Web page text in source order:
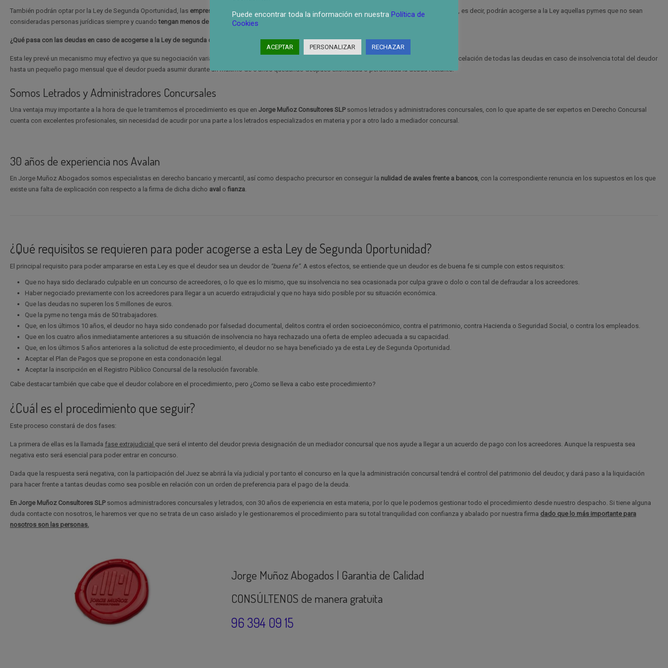
También podrán optar por la Ley de Segunda Oportunidad, las empresas con una estructura simple tal y como son las o los empresarios individuales , es decir, podrán acogerse a la Ley aquellas pymes que no sean
consideradas personas jurídicas siempre y cuandotengan menos de 50 trabajadores y una deuda inferior a los 5 millones de euros
¿Qué pasa con las deudas en caso de acogerse a la Ley de segunda oportunidad?
Esta ley prevé un mecanismo muy efectivo ya que su negociación variará dependiendo del caso en que se encuentre el deudor. Es decir, la Ley permite la cancelación de todas las deudas en caso de insolvencia total del deudor
hasta un pequeño pago mensual que el deudor pueda asumir durante un máximo de 5 años quedando después exonerada o perdonada la deuda restante.
Somos Letrados y Administradores Concursales
Una ventaja muy importante a la hora de que le tramitemos el procedimiento es que en Jorge Muñoz Consultores SLP somos letrados y administradores concursales, con lo que aparte de ser expertos en Derecho Concursal
cuenta con excelentes profesionales, sin necesidad de acudir por una parte a los letrados especializados en materia y por a otro lado a mediador concursal.
30 años de experiencia nos Avalan
En Jorge Muñoz Abogados somos especialistas en derecho bancario y mercantil, así como despacho precursor en conseguir la nulidad de avales frente a bancos, con la correspondiente renuncia en los supuestos en los que
existe una falta de explicación con respecto a la firma de dicha dicho aval o fianza.
¿Qué requisitos se requieren para poder acogerse a esta Ley de Segunda Oportunidad?
El principal requisito para poder ampararse en esta Ley es que el deudor sea un deudor de “buena fe”. A estos efectos, se entiende que un deudor es de buena fe si cumple con estos requisitos:
Que no haya sido declarado culpable en un concurso de acreedores, o lo que es lo mismo, que su insolvencia no sea ocasionada por culpa grave o dolo o con tal de defraudar a los acreedores.
Haber negociado previamente con los acreedores para llegar a un acuerdo extrajudicial y que no haya sido posible por su situación económica.
Que las deudas no superen los 5 millones de euros.
Que la pyme no tenga más de 50 trabajadores.
Que, en los últimos 10 años, el deudor no haya sido condenado por falsedad documental, delitos contra el orden socioeconómico, contra el patrimonio, contra Hacienda o Seguridad Social, o contra los empleados.
Que en los cuatro años inmediatamente anteriores a su situación de insolvencia no haya rechazado una oferta de empleo adecuada a su capacidad.
Que, en los últimos 5 años anteriores a la solicitud de este procedimiento, el deudor no se haya beneficiado ya de esta Ley de Segunda Oportunidad.
Aceptar el Plan de Pagos que se propone en esta condonación legal.
Aceptar la inscripción en el Registro Público Concursal de la resolución favorable.
Cabe destacar también que cabe que el deudor colabore en el procedimiento, pero ¿Como se lleva a cabo este procedimiento?
¿Cuál es el procedimiento que seguir?
Este proceso constará de dos fases:
La primera de ellas es la llamada fase extrajudicial que será el intento del deudor previa designación de un mediador concursal que nos ayude a llegar a un acuerdo de pago con los acreedores. Aunque la respuesta sea
negativa esto será esencial para poder entrar en concurso.
Dada que la respuesta será negativa, con la participación del Juez se abrirá la vía judicial y por tanto el concurso en la que la administración concursal tendrá el control del patrimonio del deudor, y dará paso a la liquidación
para hacer frente a tantas deudas como sea posible en relación con un orden de preferencia para el pago de la deuda.
En Jorge Muñoz Consultores SLPsomos administradores concursales y letrados, con 30 años de experiencia en esta materia, por lo que le podemos gestionar todo el procedimiento desde nuestro despacho. Si tiene alguna
duda contacte con nosotros, le haremos ver que no se trata de un caso aislado y le gestionaremos el procedimiento para su total tranquilidad con confianza y abalado por nuestra firma dado que lo más importante para
nosotros son las personas.
Jorge Muñoz Abogados | Garantia de Calidad
CONSÚLTENOS de manera gratuita
96 394 09 15
Puede encontrar toda la información en nuestra Política de
Cookies
ACEPTAR PERSONALIZAR RECHAZAR